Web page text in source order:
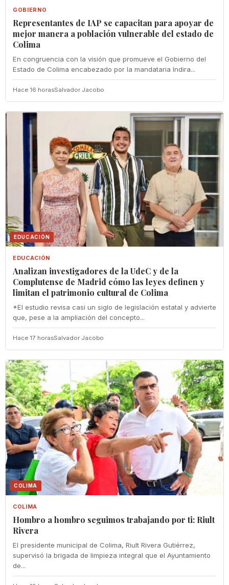
GOBIERNO
Representantes de IAP se capacitan para apoyar de
mejor manera a población vulnerable del estado de
Colima
En congruencia con la visión que promueve el Gobierno del
Estado de Colima encabezado por la mandataria Indira...
Hace 16 horasSalvador Jacobo
EDUCACIÓN
EDUCACIÓN
Analizan investigadores de la UdeC y de la
Complutense de Madrid cómo las leyes definen y
limitan el patrimonio cultural de Colima
*El estudio revisa casi un siglo de legislación estatal y advierte
que, pese a la ampliación del concepto...
Hace 17 horasSalvador Jacobo
COLIMA
COLIMA
Hombro a hombro seguimos trabajando por ti: Riult
Rivera
El presidente municipal de Colima, Riult Rivera Gutiérrez,
supervisó la brigada de limpieza integral que el Ayuntamiento
de...